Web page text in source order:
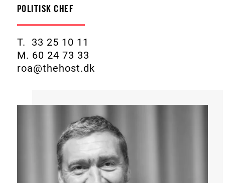
POLITISK CHEF
T. 33 25 10 11
M. 60 24 73 33
roa@thehost.dk